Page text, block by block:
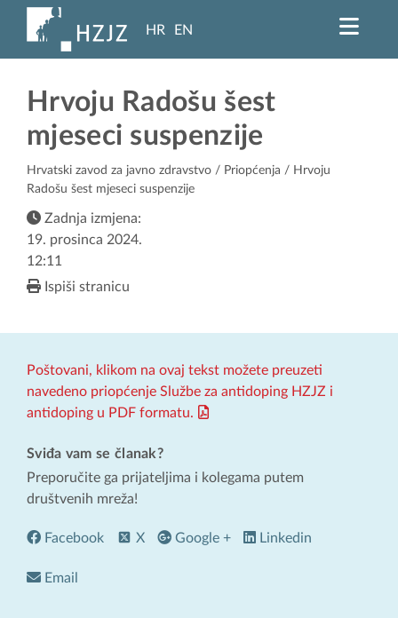
HR EN
Hrvoju Radošu šest
mjeseci suspenzije
Hrvatski zavod za javno zdravstvo / Priopćenja / Hrvoju
Radošu šest mjeseci suspenzije
Zadnja izmjena:
19. prosinca 2024.
12:11
Ispiši stranicu
Poštovani, klikom na ovaj tekst možete preuzeti
navedeno priopćenje Službe za antidoping HZJZ i
antidoping u PDF formatu.
Sviđa vam se članak?
Preporučite ga prijateljima i kolegama putem
društvenih mreža!
Facebook X Google + Linkedin
Email